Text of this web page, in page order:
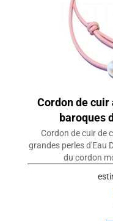
Cordon de
baroques
Cordon de cuir de
grandes perles d'Eau
du cordon